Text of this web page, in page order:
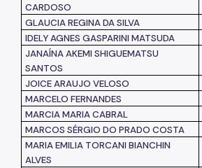
CARDOSO
GLAUCIA REGINA DA SILVA
IDELY AGNES GASPARINI MATSUDA
JANAÍNA AKEMI SHIGUEMATSU
SANTOS
JOICE ARAUJO VELOSO
MARCELO FERNANDES
MARCIA MARIA CABRAL
MARCOS SÉRGIO DO PRADO COSTA
MARIA EMILIA TORCANI BIANCHIN
ALVES